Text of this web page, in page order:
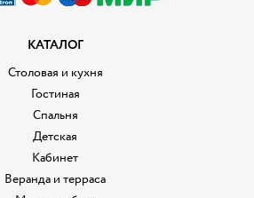
КАТАЛОГ
Столовая и кухня
Гостиная
Спальня
Детская
Кабинет
Веранда и терраса